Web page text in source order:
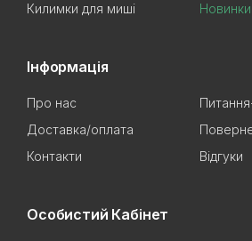
Килимки для миші
Новинки
Інформація
Про нас
Доставка/оплата
Контакти
Відгуки
Особистий Кабінет